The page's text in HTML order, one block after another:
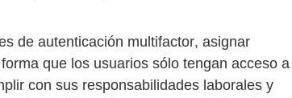
de autenticación multifactor, asignar
que los usuarios sólo tengan acceso a
con sus responsabilidades laborales y